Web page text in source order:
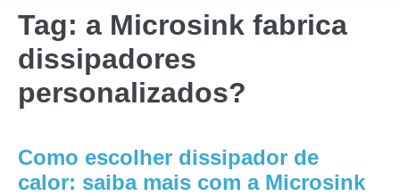
Tag: a Microsink fabrica
dissipadores
personalizados?
Como escolher dissipador de
calor: saiba mais com a Microsink